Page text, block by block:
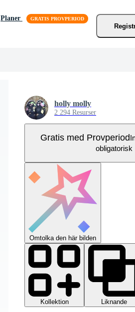
Planer
holly molly
2 294 Resurser
Gratis med Provperiod
obligatorisk
Omtolka den här bilden
Kollektion
Liknande